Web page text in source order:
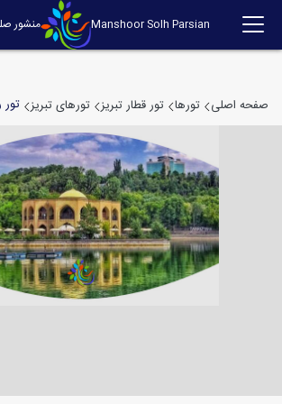
منشور Manshoor Solh Parsian
صفحه اصلی تورها تور قطار تبریز تورهای تبریز تور